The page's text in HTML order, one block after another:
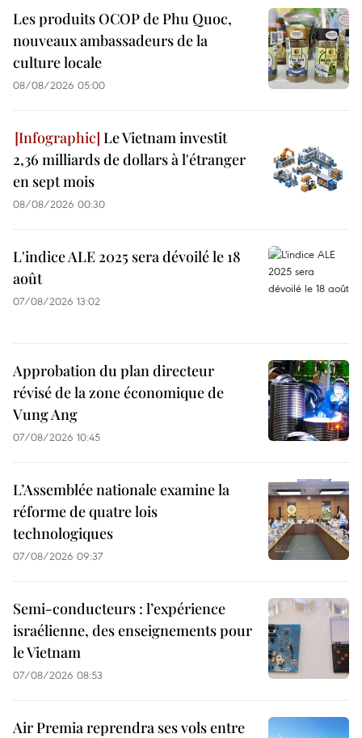
Les produits OCOP de Phu Quoc,
nouveaux ambassadeurs de la
culture locale
08/08/2026 05:00
Le Vietnam investit
2,36 milliards de dollars à l'étranger
en sept mois
08/08/2026 00:30
L'indice ALE 2025 sera dévoilé le 18
août
07/08/2026 13:02
Approbation du plan directeur
révisé de la zone économique de
Vung Ang
07/08/2026 10:45
L’Assemblée nationale examine la
réforme de quatre lois
technologiques
07/08/2026 09:37
Semi-conducteurs : l’expérience
israélienne, des enseignements pour
le Vietnam
07/08/2026 08:53
Air Premia reprendra ses vols entre